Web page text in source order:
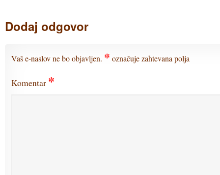
Dodaj odgovor
Vaš e-naslov ne bo objavljen. * označuje zahtevana polja
Komentar *